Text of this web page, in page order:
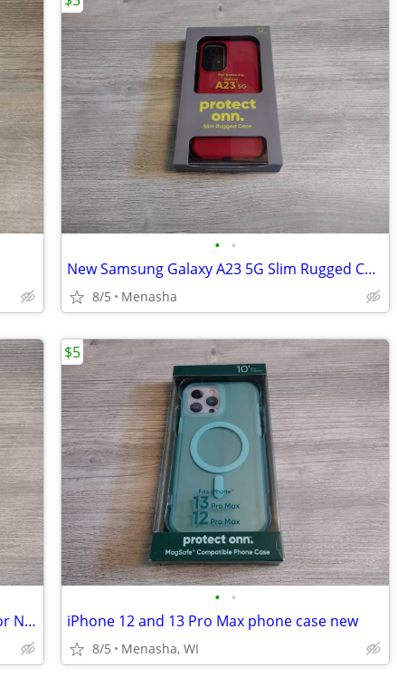
• •
New Samsung Galaxy A23 5G Slim Rugged Case Onn
8/5 Menasha
iPhone 12 Pro Max Glass Screen Protector New
• •
iPhone 12 and 13 Pro Max phone case new
8/5 Menasha, WI
$5